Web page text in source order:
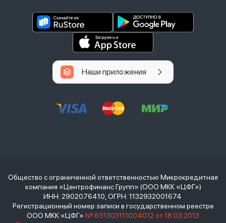
Наши приложения
Общество с ограниченной ответственностью Микрокредитная
компания «Центрофинанс Групп» (ООО МКК «ЦФГ»)
ИНН: 2902076410, ОГРН: 1132932001674
Регистрационный номер записи в государственном реестре
ООО МКК «ЦФГ» № 651303111004012 от 18.03.2013